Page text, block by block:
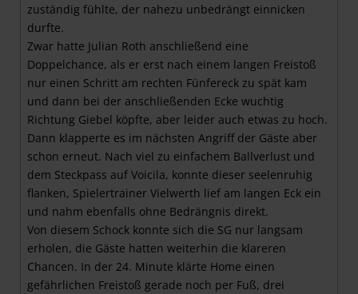
zuständig fühlte, der nahezu unbedrängt einnicken
durfte.
Zwar hatte Julian Roth anschließend eine
Doppelchance, als er erst nach einem langen Freistoß
nur einen Schritt am rechten Fünfereck zu spät kam
und dann bei der anschließenden Ecke wuchtig
Richtung Giebel köpfte, aber leider auch etwas zu hoch.
Dann klapperte es im nächsten Angriff der Gäste aber
schon erneut. Nach viel zu einfachem Ballverlust und
dem Steckpass auf Voicila, konnte dieser seelenruhig
flanken, Spielertrainer Vielwerth lief am langen Eck ein
und nahm ebenfalls ohne Bedrängnis direkt.
Von diesem Schock konnte sich die SG nur langsam
erholen, die Gäste hatten weiterhin die klareren
Chancen. In der 24. Minute klärte Home einen
gefährlichen Freistoß gerade noch per Fuß, drei